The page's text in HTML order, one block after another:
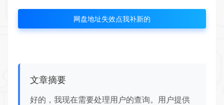
网盘地址失效点我补新的
文章摘要
好的，我现在需要处理用户的查询。用户提供